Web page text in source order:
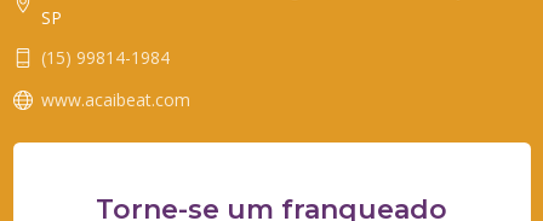
SP
(15) 99814-1984
www.acaibeat.com
Torne-se um franqueado